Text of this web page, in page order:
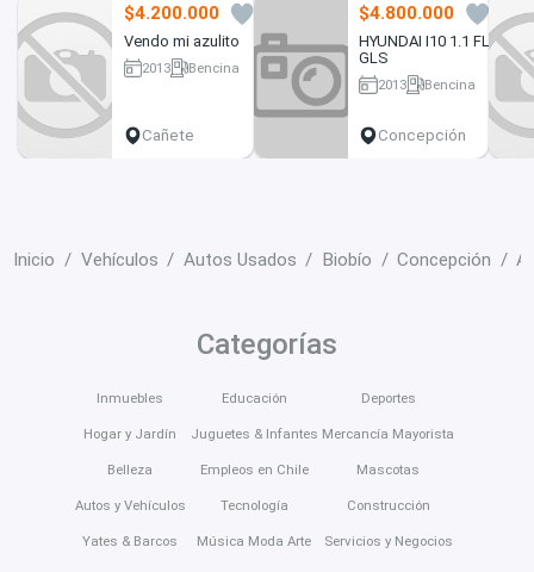
$4.200.000
Vendo mi azulito
2013
Bencina
Cañete
$4.800.000
HYUNDAI I10 1.1 FL
GLS
2013
Bencina
Concepción
Inicio Vehículos Autos Usados Biobío Concepción
Categorías
Inmuebles
Hogar y Jardín
Belleza
Autos y Vehículos
Yates & Barcos
Educación
Juguetes & Infantes
Empleos en Chile
Tecnología
Música Moda Arte
Deportes
Mercancía Mayorista
Mascotas
Construcción
Servicios y Negocios